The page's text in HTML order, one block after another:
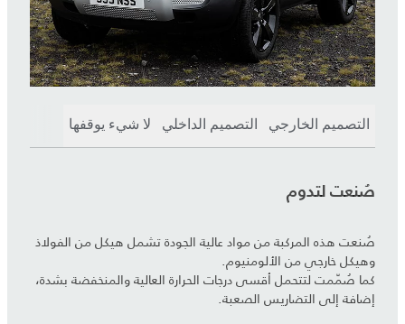
التصميم الخارجي التصميم الداخلي لا شيء يوقفها
صُنعت لتدوم
صُنعت هذه المركبة من مواد عالية الجودة تشمل هيكل من الفولاذ
وهيكل خارجي من الألومنيوم.
كما صُمّمت لتتحمل أقسى درجات الحرارة العالية والمنخفضة بشدة،
إضافة إلى التضاريس الصعبة.